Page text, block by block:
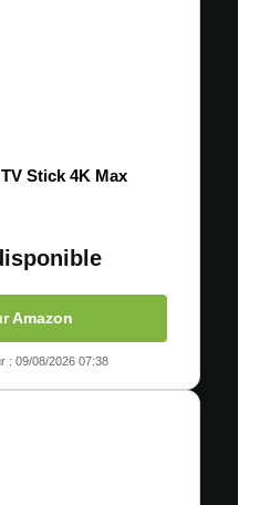
Stick 4K Max
Amazon
: 09/08/2026 07:38